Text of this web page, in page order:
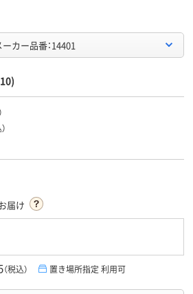
ーカー品番：14401
届け
（税込） 置き場所指定 利用可